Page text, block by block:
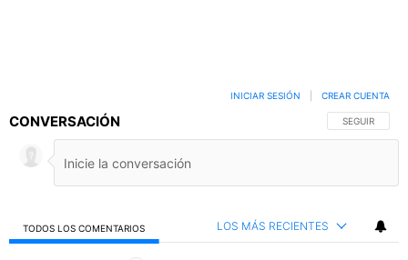
CONVERSACIÓN SIGA ESTA
SEGUIR
INICIAR SESIÓN CREAR CUENTA
TODOS LOS COMENTARIOS LOS MÁS RECIENTES
Todos los comentarios